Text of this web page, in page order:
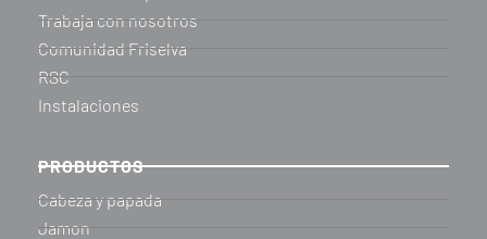
Trabaja con nosotros
Comunidad Friselva
RSC
Instalaciones
PRODUCTOS
Cabeza y papada
Jamon